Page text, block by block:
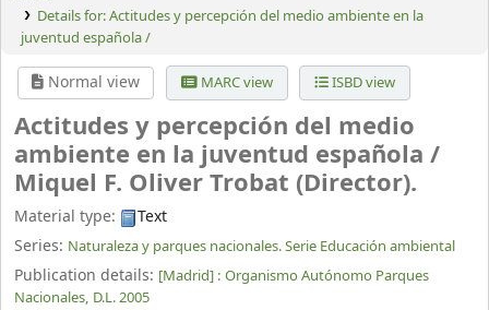
Details for:Actitudes y percepción del medio ambiente en la
juventud española /
Normal view MARC view ISBD view
Actitudes y percepción del medio
ambiente en la juventud española /
Miquel F. Oliver Trobat (Director).
Material type:
Text
Series: Naturaleza y parques nacionales. Serie Educación ambiental
Publication details: [Madrid] : Organismo Autónomo Parques
Nacionales, D.L. 2005